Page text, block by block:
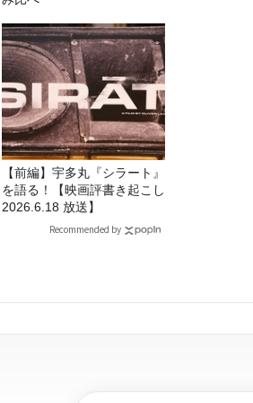
【前編】宇多丸『シラート』
を語る！【映画評書き起こし
2026.6.18 放送】
Recommended by